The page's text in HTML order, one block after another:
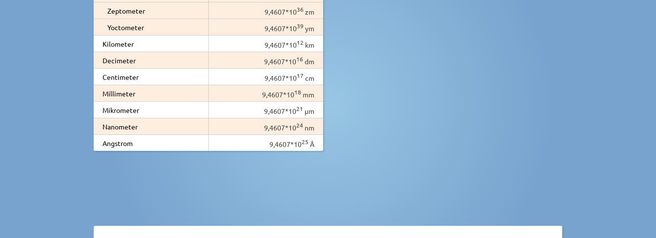
Zeptometer
9,4607*1036 zm
Yoctometer
9,4607*1039 ym
Kilometer
9,4607*1012 km
Decimeter
9,4607*1016 dm
Centimeter
9,4607*1017 cm
Millimeter
9,4607*1018 mm
Mikrometer
9,4607*1021 µm
Nanometer
9,4607*1024 nm
Angstrom
9,4607*1025 Å